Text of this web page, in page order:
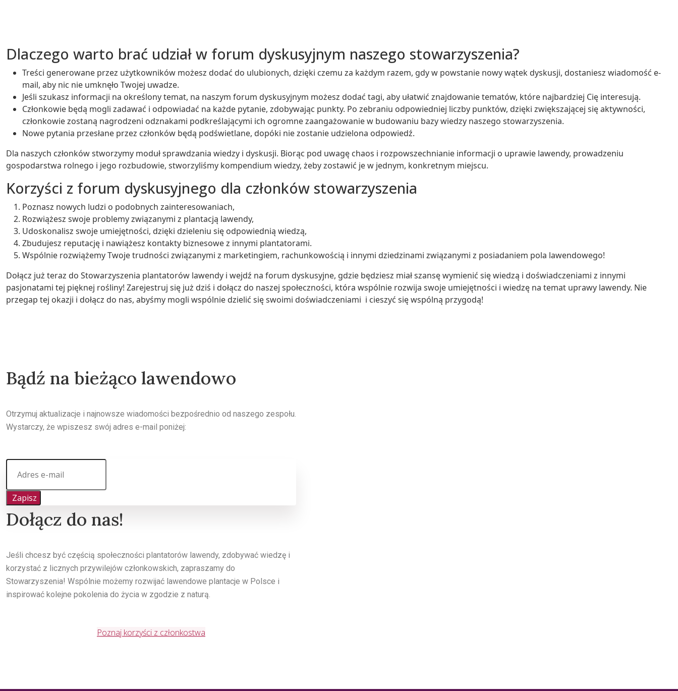
Dlaczego warto brać udział w forum dyskusyjnym naszego stowarzyszenia?
Treści generowane przez użytkowników możesz dodać do ulubionych, dzięki czemu za każdym razem, gdy w powstanie nowy wątek dyskusji, dostaniesz wiadomość e-
mail, aby nic nie umknęło Twojej uwadze.
Jeśli szukasz informacji na określony temat, na naszym forum dyskusyjnym możesz dodać tagi, aby ułatwić znajdowanie tematów, które najbardziej Cię interesują.
Członkowie będą mogli zadawać i odpowiadać na każde pytanie, zdobywając punkty. Po zebraniu odpowiedniej liczby punktów, dzięki zwiększającej się aktywności,
członkowie zostaną nagrodzeni odznakami podkreślającymi ich ogromne zaangażowanie w budowaniu bazy wiedzy naszego stowarzyszenia.
Nowe pytania przesłane przez członków będą podświetlane, dopóki nie zostanie udzielona odpowiedź.
Dla naszych członków stworzymy moduł sprawdzania wiedzy i dyskusji. Biorąc pod uwagę chaos i rozpowszechnianie informacji o uprawie lawendy, prowadzeniu
gospodarstwa rolnego i jego rozbudowie, stworzyliśmy kompendium wiedzy, żeby zostawić je w jednym, konkretnym miejscu.
Korzyści z forum dyskusyjnego dla członków stowarzyszenia
Poznasz nowych ludzi o podobnych zainteresowaniach,
Rozwiążesz swoje problemy związanymi z plantacją lawendy,
Udoskonalisz swoje umiejętności, dzięki dzieleniu się odpowiednią wiedzą,
Zbudujesz reputację i nawiążesz kontakty biznesowe z innymi plantatorami.
Wspólnie rozwiążemy Twoje trudności związanymi z marketingiem, rachunkowością i innymi dziedzinami związanymi z posiadaniem pola lawendowego!
Dołącz już teraz do Stowarzyszenia plantatorów lawendy i wejdź na forum dyskusyjne, gdzie będziesz miał szansę wymienić się wiedzą i doświadczeniami z innymi
pasjonatami tej pięknej rośliny! Zarejestruj się już dziś i dołącz do naszej społeczności, która wspólnie rozwija swoje umiejętności i wiedzę na temat uprawy lawendy. Nie
przegap tej okazji i dołącz do nas, abyśmy mogli wspólnie dzielić się swoimi doświadczeniami i cieszyć się wspólną przygodą!
Bądź na bieżąco lawendowo
Otrzymuj aktualizacje i najnowsze wiadomości bezpośrednio od naszego zespołu.
Wystarczy, że wpiszesz swój adres e-mail poniżej:
Zapisz
Dołącz do nas!
Jeśli chcesz być częścią społeczności plantatorów lawendy, zdobywać wiedzę i
korzystać z licznych przywilejów członkowskich, zapraszamy do
Stowarzyszenia! Wspólnie możemy rozwijać lawendowe plantacje w Polsce i
inspirować kolejne pokolenia do życia w zgodzie z naturą.
Poznaj korzyści z członkostwa